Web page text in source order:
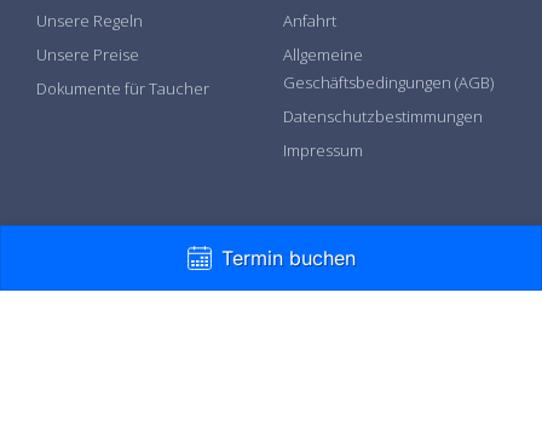
Unsere Regeln
Unsere Preise
Dokumente für Taucher
Anfahrt
Allgemeine
Geschäftsbedingungen (AGB)
Datenschutzbestimmungen
Impressum
Follow Us
Termin buchen